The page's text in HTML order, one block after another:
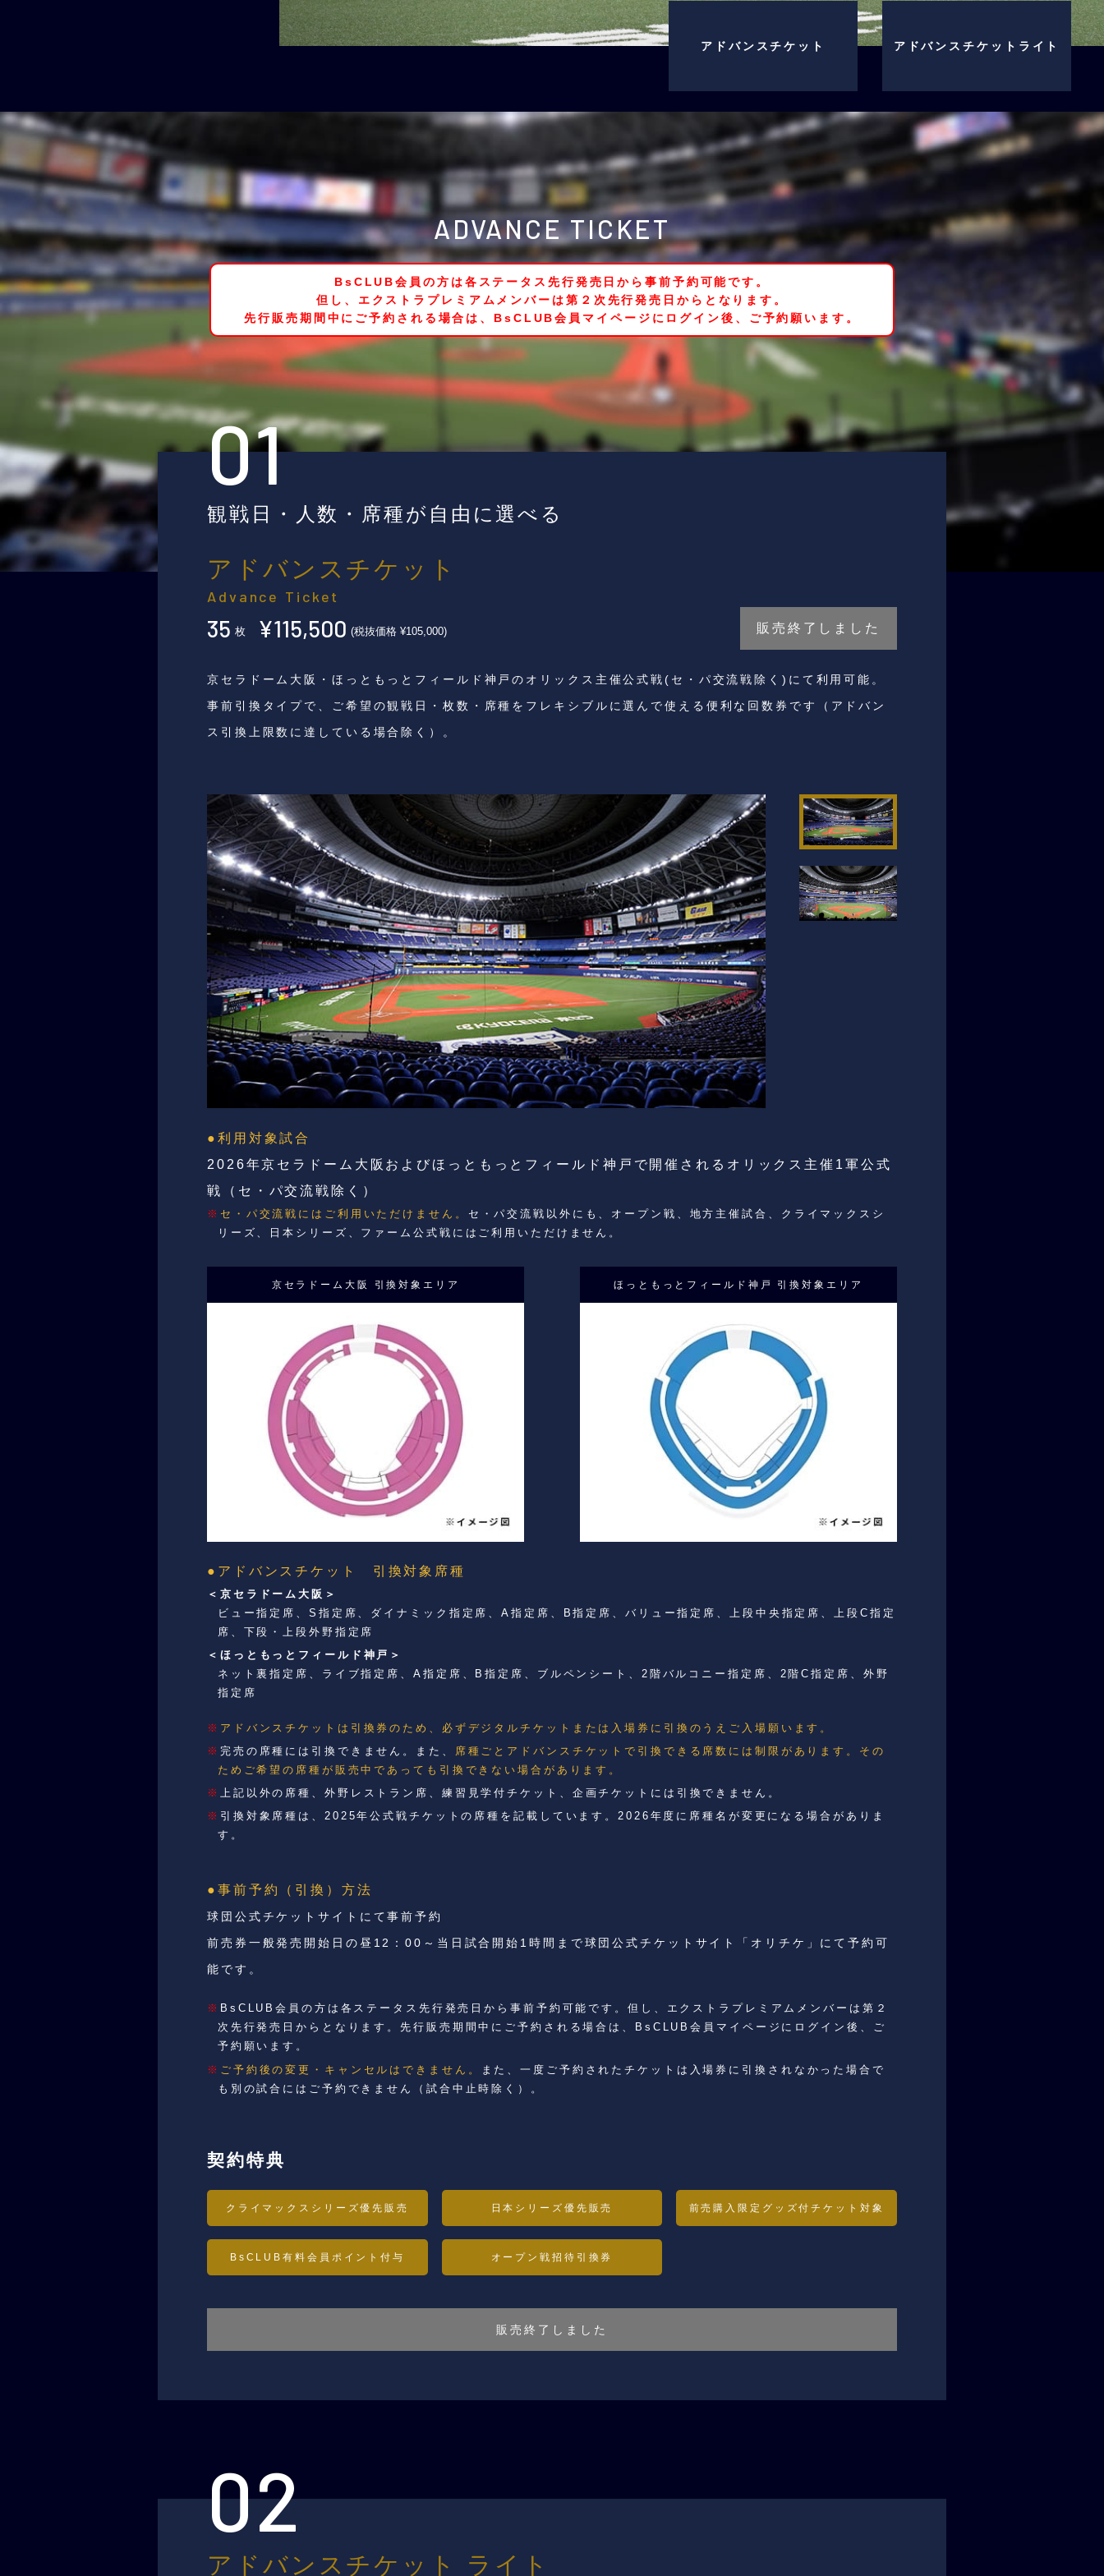
アドバンスチケット アドバンスチケットライト
ADVANCE TICKET
BsCLUB会員の方は各ステータス先行発売日から事前予約可能です。
但し、エクストラプレミアムメンバーは第２次先行発売日からとなります。
先行販売期間中にご予約される場合は、BsCLUB会員マイページにログイン後、ご予約願います。
01
観戦日・人数・席種が自由に選べる
アドバンスチケット
Advance Ticket
35 枚 ¥115,500 (税抜価格 ¥105,000) 販売終了しました
京セラドーム大阪・ほっともっとフィールド神戸のオリックス主催公式戦(セ・パ交流戦除く)にて利用可能。
事前引換タイプで、ご希望の観戦日・枚数・席種をフレキシブルに選んで使える便利な回数券です（アドバン
ス引換上限数に達している場合除く）。
●利用対象試合
2026年京セラドーム大阪およびほっともっとフィールド神戸で開催されるオリックス主催1軍公式
戦（セ・パ交流戦除く）
※ セ・パ交流戦にはご利用いただけません。 セ・パ交流戦以外にも、オープン戦、地方主催試合、クライマックスシ
リーズ、日本シリーズ、ファーム公式戦にはご利用いただけません。
京セラドーム大阪 引換対象エリア ほっともっとフィールド神戸 引換対象エリア
●アドバンスチケット 引換対象席種
＜京セラドーム大阪＞
ビュー指定席、S指定席、ダイナミック指定席、A指定席、B指定席、バリュー指定席、上段中央指定席、上段C指定
席、下段・上段外野指定席
＜ほっともっとフィールド神戸＞
ネット裏指定席、ライブ指定席、A指定席、B指定席、ブルペンシート、2階バルコニー指定席、2階C指定席、外野
指定席
※ アドバンスチケットは引換券のため、必ずデジタルチケットまたは入場券に引換のうえご入場願います。
※ 完売の席種には引換できません。また、 席種ごとアドバンスチケットで引換できる席数には制限があります。その
ためご希望の席種が販売中であっても引換できない場合があります。
※ 上記以外の席種、外野レストラン席、練習見学付チケット、企画チケットには引換できません。
※ 引換対象席種は、2025年公式戦チケットの席種を記載しています。2026年度に席種名が変更になる場合がありま
す。
●事前予約（引換）方法
球団公式チケットサイトにて事前予約
前売券一般発売開始日の昼12：00～当日試合開始1時間まで球団公式チケットサイト「オリチケ」にて予約可
能です。
※ BsCLUB会員の方は各ステータス先行発売日から事前予約可能です。但し、エクストラプレミアムメンバーは第２
次先行発売日からとなります。先行販売期間中にご予約される場合は、BsCLUB会員マイページにログイン後、ご
予約願います。
※ ご予約後の変更・キャンセルはできません。
また、一度ご予約されたチケットは入場券に引換されなかった場合で
も別の試合にはご予約できません（試合中止時除く）。
契約特典
クライマックスシリーズ優先販売 日本シリーズ優先販売 前売購入限定グッズ付チケット対象
BsCLUB有料会員ポイント付与 オープン戦招待引換券
販売終了しました
02
アドバンスチケット ライト